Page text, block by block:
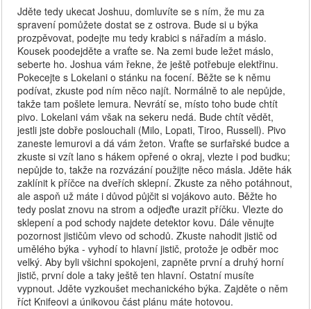
Jděte tedy ukecat Joshuu, domluvíte se s ním, že mu za
spravení pomůžete dostat se z ostrova. Bude si u býka
prozpěvovat, podejte mu tedy krabici s nářadím a máslo.
Kousek poodejděte a vraťte se. Na zemi bude ležet máslo,
seberte ho. Joshua vám řekne, že ještě potřebuje elektřinu.
Pokecejte s Lokelani o stánku na focení. Běžte se k němu
podívat, zkuste pod ním něco najít. Normálně to ale nepůjde,
takže tam pošlete lemura. Nevrátí se, místo toho bude chtít
pivo. Lokelani vám však na sekeru nedá. Bude chtít vědět,
jestli jste dobře poslouchali (Milo, Lopati, Tiroo, Russell). Pivo
zaneste lemurovi a dá vám žeton. Vraťte se surfařské budce a
zkuste si vzít lano s hákem opřené o okraj, vlezte i pod budku;
nepůjde to, takže na rozvázání použijte něco másla. Jděte hák
zaklínit k příčce na dveřích sklepní. Zkuste za něho potáhnout,
ale aspoň už máte i důvod půjčit si vojákovo auto. Běžte ho
tedy poslat znovu na strom a odjeďte urazit příčku. Vlezte do
sklepení a pod schody najdete detektor kovu. Dále věnujte
pozornost jističům vlevo od schodů. Zkuste nahodit jistič od
umělého býka - vyhodí to hlavní jistič, protože je odběr moc
velký. Aby byli všichni spokojeni, zapněte první a druhý horní
jistič, první dole a taky ještě ten hlavní. Ostatní musíte
vypnout. Jděte vyzkoušet mechanického býka. Zajděte o něm
říct Knifeovi a únikovou část plánu máte hotovou.